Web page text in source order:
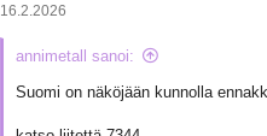
16.2.2026
annimetall sanoi:
Suomi on näköjään kunnolla